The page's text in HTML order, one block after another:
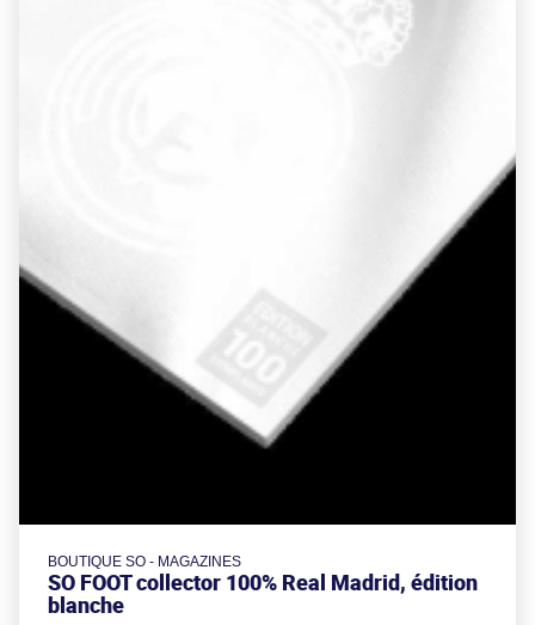
BOUTIQUE SO - MAGAZINES
SO FOOT collector 100% Real Madrid, édition
blanche